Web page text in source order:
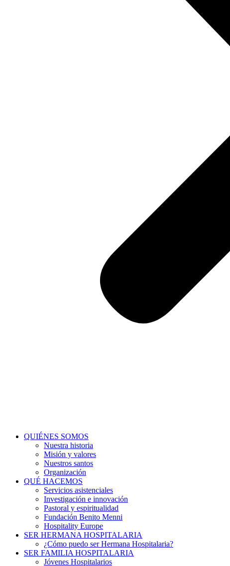
QUIÉNES SOMOS
Nuestra historia
Misión y valores
Nuestros santos
Organización
QUÉ HACEMOS
Servicios asistenciales
Investigación e innovación
Pastoral y espiritualidad
Fundación Benito Menni
Hospitality Europe
SER HERMANA HOSPITALARIA
¿Cómo puedo ser Hermana Hospitalaria?
SER FAMILIA HOSPITALARIA
Jóvenes Hospitalarios